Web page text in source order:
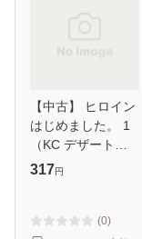
【中古】 ヒロイン
はじめました。 1
（KC デザート） /
天倉 ふゆ / 講談社
317円
(0)